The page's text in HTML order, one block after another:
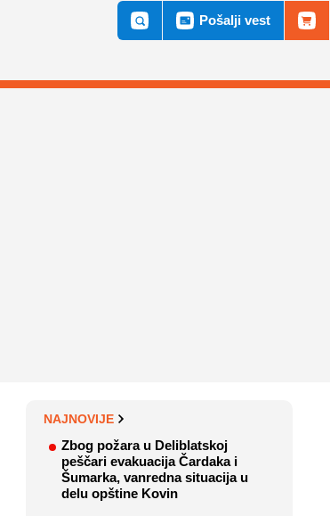
Pošalji vest
NAJNOVIJE
Zbog požara u Deliblatskoj
peščari evakuacija Čardaka i
Šumarka, vanredna situacija u
delu opštine Kovin